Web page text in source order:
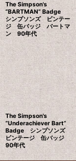
The Simpson's
“BARTMAN” Badge
シンプソンズ ビンテー
ジ 缶バッジ バートマ
ン 90年代
The Simpson's
“Underachiever Bart”
Badge シンプソンズ
ビンテージ 缶バッジ
90年代